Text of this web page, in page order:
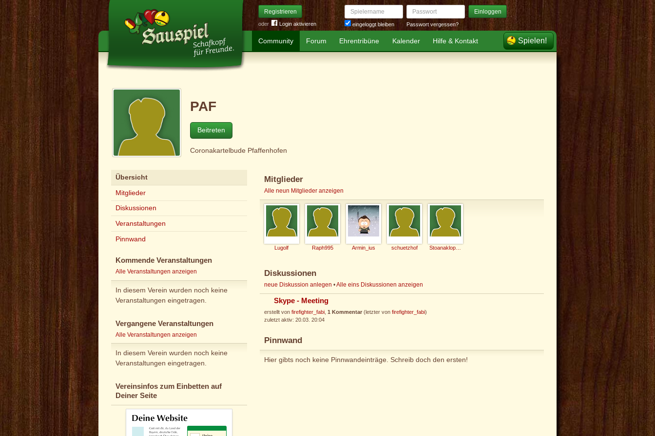
Registrieren
oder Login aktivieren
Spielername
eingeloggt bleiben
Passwort Einloggen
Passwort vergessen?
Community Forum Ehrentribüne Kalender Hilfe & Kontakt Spielen!
PAF
Beitreten
Coronakartelbude Pfaffenhofen
Übersicht
Mitglieder
Diskussionen
Veranstaltungen
Pinnwand
Kommende Veranstaltungen
Alle Veranstaltungen anzeigen
In diesem Verein wurden noch keine
Veranstaltungen eingetragen.
Vergangene Veranstaltungen
Alle Veranstaltungen anzeigen
In diesem Verein wurden noch keine
Veranstaltungen eingetragen.
Vereinsinfos zum Einbetten auf
Deiner Seite
Mitglieder
Alle neun Mitglieder anzeigen
Lugolf Raph995 Armin_ius schuetzhof Stoanaklopfer
Diskussionen
neue Diskussion anlegen •Alle eins Diskussionen anzeigen
Skype - Meeting
erstellt von firefighter_fabi, 1 Kommentar(letzter von firefighter_fabi)
zuletzt aktiv: 20.03. 20:04
Pinnwand
Hier gibts noch keine Pinnwandeinträge. Schreib doch den ersten!